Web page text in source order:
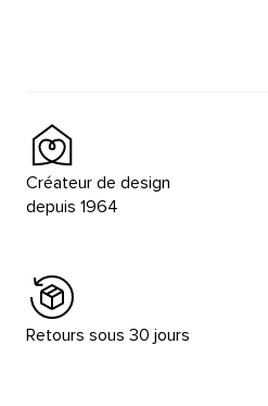
Créateur de design
depuis 1964
Retours sous 30 jours